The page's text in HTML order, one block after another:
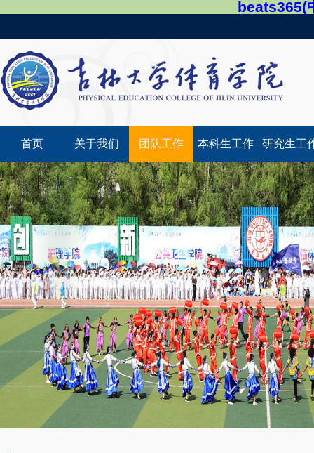
beats365(
首页 关于我们 团队工作 本科生工作 研究生工